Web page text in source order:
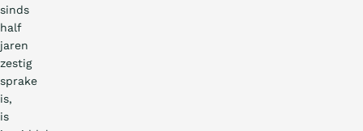
sinds
half
jaren
zestig
sprake
is,
is